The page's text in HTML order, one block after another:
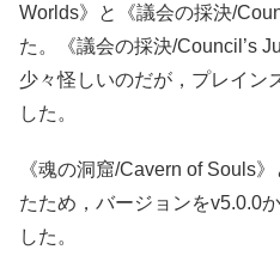
Worlds》と《議会の採決/
た。《議会の採決/Council’s
少々怪しいのだが，プレイン
した。
《魂の洞窟/Cavern of Souls
たため，バージョンをv5.0.0
した。